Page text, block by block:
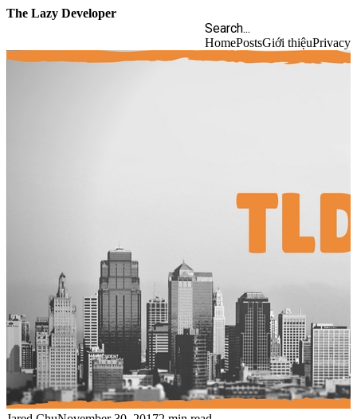
The Lazy Developer
HomePostsGiới thiệuPrivacy